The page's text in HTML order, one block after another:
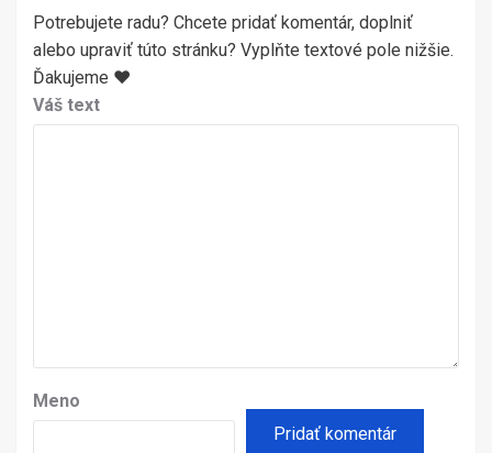
Potrebujete radu? Chcete pridať komentár, doplniť
alebo upraviť túto stránku? Vyplňte textové pole nižšie.
Ďakujeme ♥
Váš text
Meno